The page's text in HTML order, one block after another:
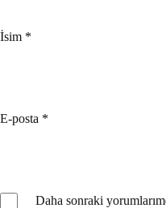
İsim *
E-posta *
Daha sonraki